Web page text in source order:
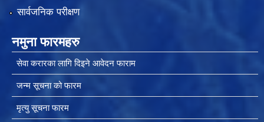
सार्वजनिक परीक्षण
नमुना फारमहरु
सेवा करारका लागि दिइने आवेदन फाराम
जन्म सूचना को फारम
मृत्यु सूचना फारम